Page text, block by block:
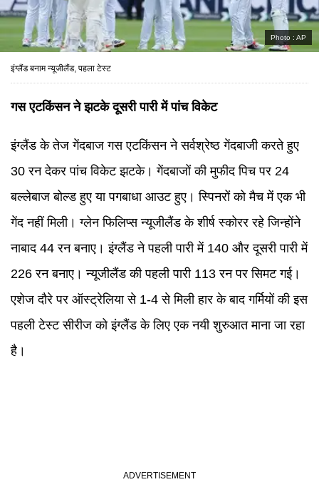
Photo : AP
इंग्लैंड बनाम न्यूजीलैंड, पहला टेस्ट
गस एटकिंसन ने झटके दूसरी पारी में पांच विकेट
इंग्लैंड के तेज गेंदबाज गस एटकिंसन ने सर्वश्रेष्ठ गेंदबाजी करते हुए
30 रन देकर पांच विकेट झटके। गेंदबाजों की मुफीद पिच पर 24
बल्लेबाज बोल्ड हुए या पगबाधा आउट हुए। स्पिनरों को मैच में एक भी
गेंद नहीं मिली। ग्लेन फिलिप्स न्यूजीलैंड के शीर्ष स्कोरर रहे जिन्होंने
नाबाद 44 रन बनाए। इंग्लैंड ने पहली पारी में 140 और दूसरी पारी में
226 रन बनाए। न्यूजीलैंड की पहली पारी 113 रन पर सिमट गई।
एशेज दौरे पर ऑस्ट्रेलिया से 1-4 से मिली हार के बाद गर्मियों की इस
पहली टेस्ट सीरीज को इंग्लैंड के लिए एक नयी शुरुआत माना जा रहा
है।